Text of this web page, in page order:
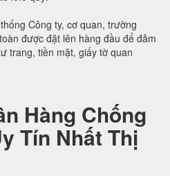
Công ty, cơ quan, trường
được đặt lên hàng đầu để đảm
trang, tiền mặt, giấy tờ quan
Hàng Chống
Tín Nhất Thị